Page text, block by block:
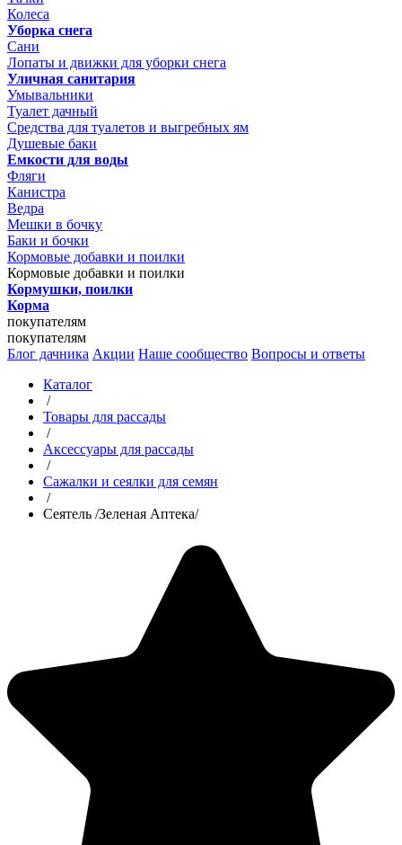
Колеса
Уборка снега
Сани
Лопаты и движки для уборки снега
Уличная санитария
Умывальники
Туалет дачный
Средства для туалетов и выгребных ям
Душевые баки
Емкости для воды
Фляги
Канистра
Ведра
Мешки в бочку
Баки и бочки
Кормовые добавки и поилки
Кормовые добавки и поилки
Кормушки, поилки
Корма
покупателям
покупателям
Блог дачника Акции Наше сообщество Вопросы и ответы
Каталог
/
Товары для рассады
/
Аксессуары для рассады
/
Сажалки и сеялки для семян
/
Сеятель /Зеленая Аптека/